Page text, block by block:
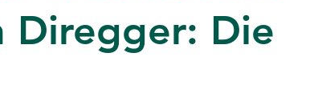
Diregger: Die